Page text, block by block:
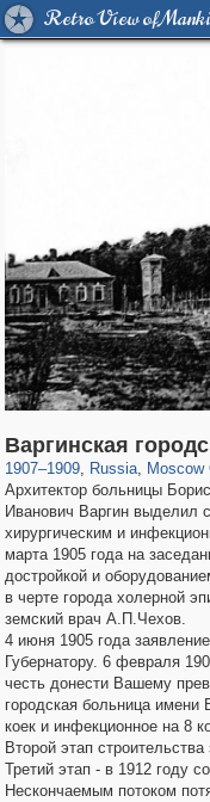
Retro View of
Варгинская
1907–1909, Russia
1,407,210
, Moscow
96,538
Архитектор больницы
Иванович Варгин выделил
хирургическим и
марта 1905 года на
достройкой и
в черте города холерной
земский врач А.П.Чехов.
4 июня 1905 года
Губернатору. 6 февраля
честь донести Вашему
городская больница имени
коек и инфекционное на 8
Второй этап
Третий этап - в 1912 году
Нескончаемым потоком